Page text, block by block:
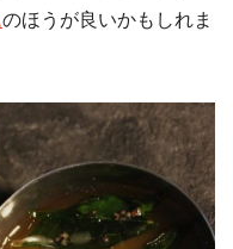
のほうが良いかもしれま